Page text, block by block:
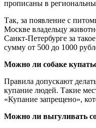
прописаны в
Так, за появление с
Москве владельцу
Санкт-Петербурге за
сумму от 500 до 1000
Можно ли собаке
Правила допускают
купание людей. Такие
«Купание запрещено»,
Можно ли выгуливать